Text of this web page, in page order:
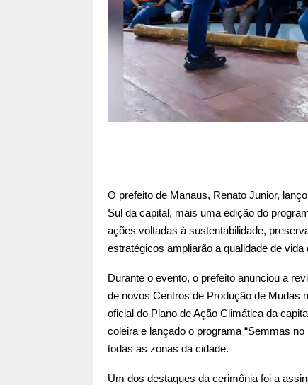
O prefeito de Manaus, Renato Junior,
Sul da capital, mais uma edição do
ações voltadas à sustentabilidade,
estratégicos ampliarão a qualidade de
Durante o evento, o prefeito anunciou a
de novos Centros de Produção de Mudas
oficial do Plano de Ação Climática da
coleira e lançado o programa “Semmas
todas as zonas da cidade.
Um dos destaques da cerimônia foi a